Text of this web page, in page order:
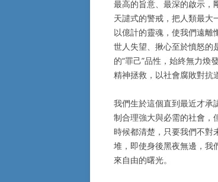
最高的旨意、最深的啟示，
天譴式的警戒，把人類最大
以億計的靈魂，使我們遠離
世人失望、揪心至於憤怒的
的“罪己”品性，始終無力煥
精神拯救，以社會腐敗對抗
我們生於這個直到最近才承
制合理強大與必需的社會，
時候都清楚，只要我們不對
堆，即使身後黑夜無邊，我
來自由的曙光。